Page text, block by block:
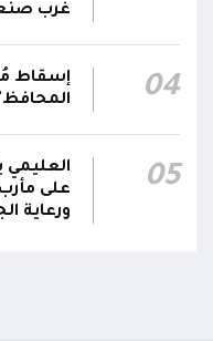
يضمن سرعة
مع تداعياته
غرب
04
إسقاط
05
العليمي
على
ورعاية